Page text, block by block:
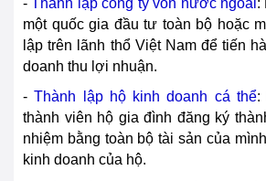
- Thành lập công ty vốn nước ngoài :
một quốc gia đầu tư toàn bộ hoặc
lập trên lãnh thổ Việt Nam để tiến
doanh thu lợi nhuận.
-Thành lập hộ kinh doanh cá thể:
thành viên hộ gia đình đăng ký
nhiệm bằng toàn bộ tài sản của
kinh doanh của hộ.